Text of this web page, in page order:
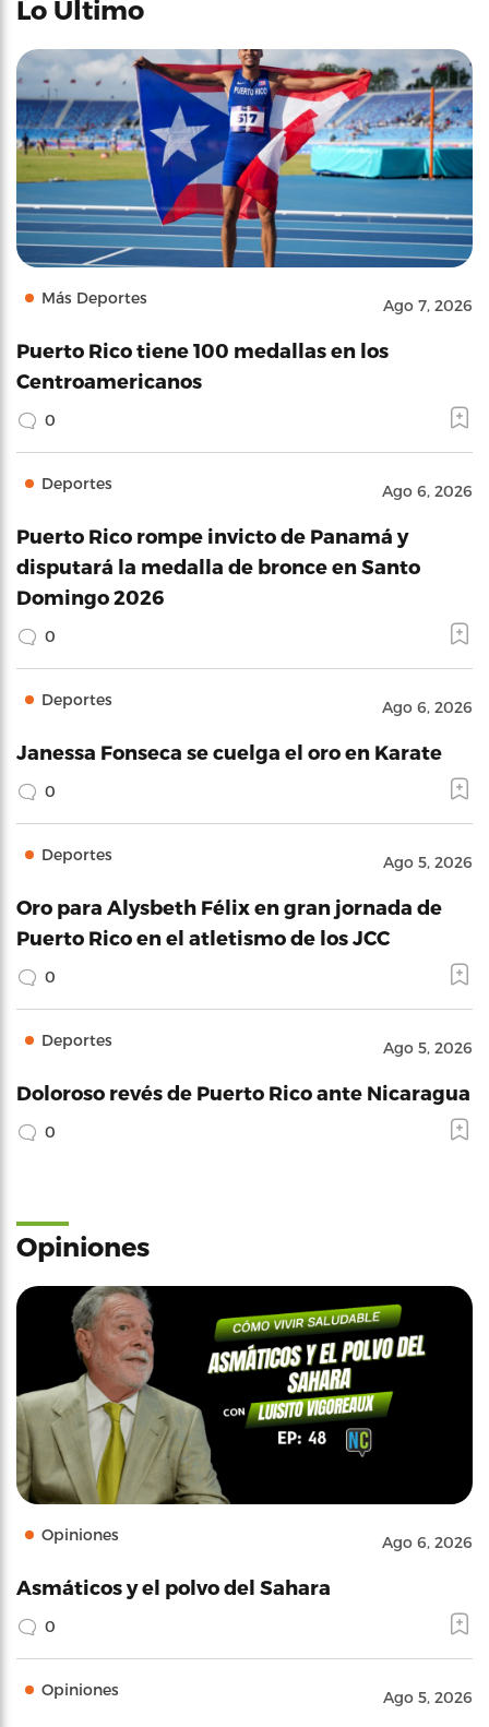
Lo Último
Más Deportes Ago 7, 2026
Puerto Rico tiene 100 medallas en los
Centroamericanos
0
Deportes Ago 6, 2026
Puerto Rico rompe invicto de Panamá y
disputará la medalla de bronce en Santo
Domingo 2026
0
Deportes Ago 6, 2026
Janessa Fonseca se cuelga el oro en Karate
0
Deportes Ago 5, 2026
Oro para Alysbeth Félix en gran jornada de
Puerto Rico en el atletismo de los JCC
0
Deportes Ago 5, 2026
Doloroso revés de Puerto Rico ante Nicaragua
0
Opiniones
Opiniones Ago 6, 2026
Asmáticos y el polvo del Sahara
0
Opiniones Ago 5, 2026